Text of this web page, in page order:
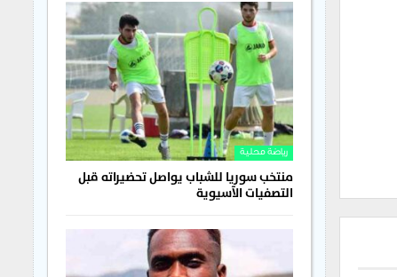
رياضة محلية
منتخب سوريا للشباب يواصل تحضيراته قبل
التصفيات الآسيوية